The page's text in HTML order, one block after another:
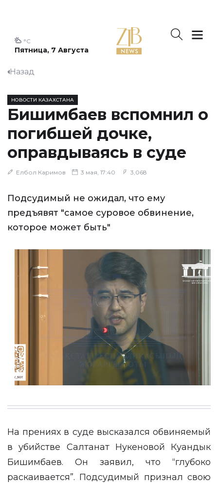
Пятница, 7 Августа
°C
Назад
НОВОСТИ КАЗАХСТАНА
Бишимбаев вспомнил о
погибшей дочке,
оправдываясь в суде
Елбол Каримов 3 мая, 17:40 3,068
Подсудимый не ожидал, что ему
предъявят "самое суровое обвинение,
которое может быть"
На прениях в суде высказался обвиняемый
в убийстве Салтанат Нукеновой Куандык
Бишимбаев. Он заявил, что “глубоко
раскаивается”. Подсудимый признал свою